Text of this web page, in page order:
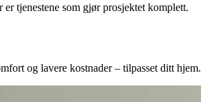
tjenestene som gjør prosjektet komplett.
og lavere kostnader – tilpasset ditt hjem.